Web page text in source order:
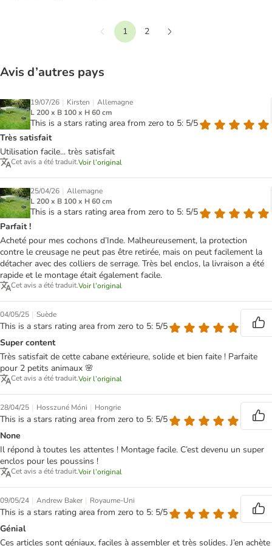
Précédent
1
2
Avis d’autres pays
19/07/26 | Kirsten | Allemagne
L 200 x B 100 x H 60 cm
This is a stars rating area from zero to 5: 5/5
Très satisfait
Utilisation facile... très satisfait
Cet avis a été traduit.Voir l’original
25/04/26 | Allemagne
L 200 x B 100 x H 60 cm
This is a stars rating area from zero to 5: 5/5
Parfait !
Acheté pour mes cochons d’Inde. Malheureusement, la protection
contre le creusage ne peut pas être retirée, mais on peut facilement la
détacher avec des colliers de serrage. Très bel enclos, la livraison a été
rapide et le montage était également facile.
Cet avis a été traduit.Voir l’original
04/05/25 | Suède
This is a stars rating area from zero to 5: 5/5
Super content
Très satisfait de cette cabane extérieure, solide et bien faite ! Parfaite
pour 2 petits animaux 🌸
Cet avis a été traduit.Voir l’original
28/04/25 | Hosszuné Móni | Hongrie
This is a stars rating area from zero to 5: 5/5
None
Il répond à toutes les attentes ! Montage facile. C’est devenu un super
enclos pour les poussins !
Cet avis a été traduit.Voir l’original
09/05/24 | Andrew Baker | Royaume-Uni
This is a stars rating area from zero to 5: 5/5
Génial
Ces articles sont géniaux, faciles à assembler et très solides. J’en achète